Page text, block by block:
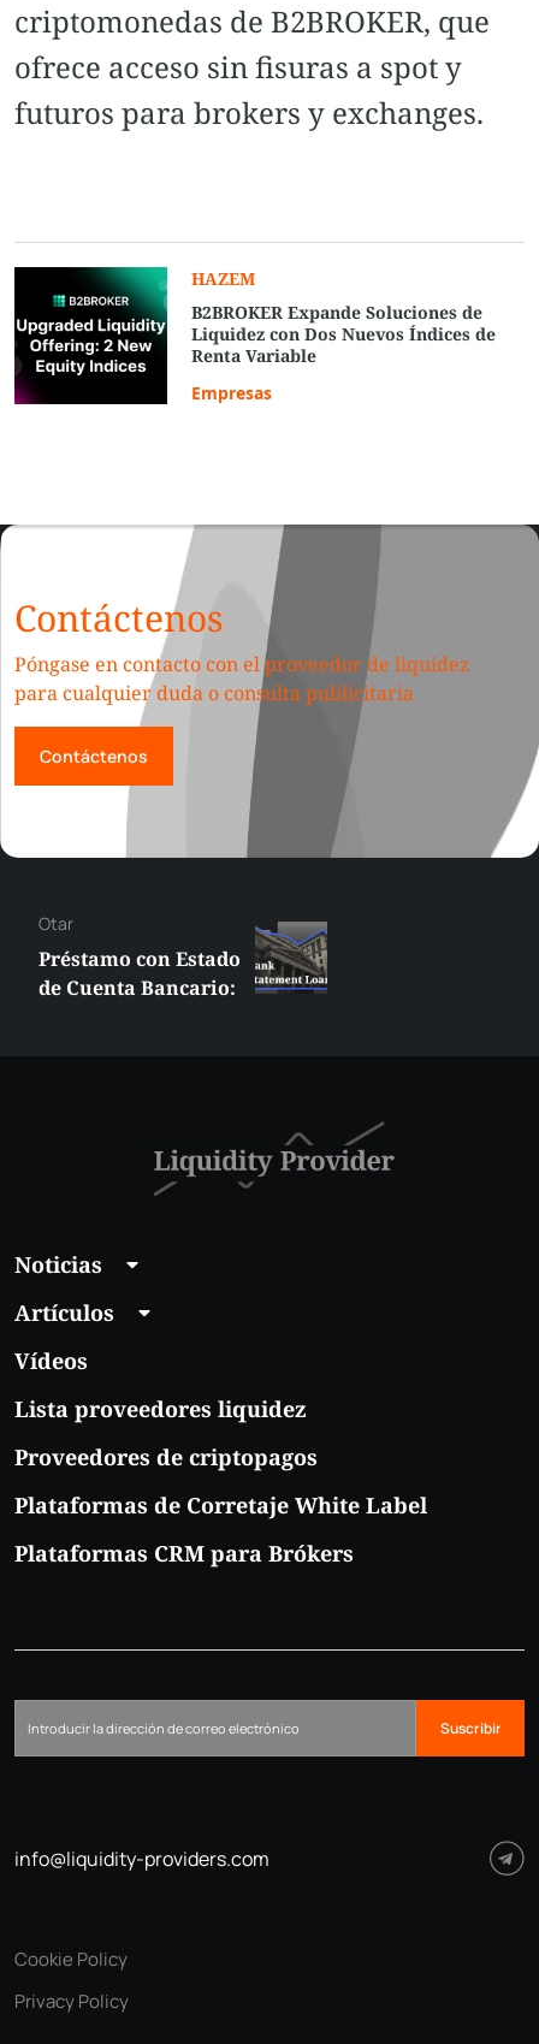
criptomonedas de B2BROKER, que
ofrece acceso sin fisuras a spot y
futuros para brokers y exchanges.
HAZEM
B2BROKER Expande Soluciones de
Liquidez con Dos Nuevos Índices de
Renta Variable
Empresas
Contáctenos
Póngase en contacto con el proveedor de liquidez
para cualquier duda o consulta publicitaria
Contáctenos
Otar
Préstamo con Estado
de Cuenta Bancario:
Noticias
Artículos
Vídeos
Lista proveedores liquidez
Proveedores de criptopagos
Plataformas de Corretaje White Label
Plataformas CRM para Brókers
Suscribir
info@liquidity-providers.com
Privacy Policy
Cookie Policy